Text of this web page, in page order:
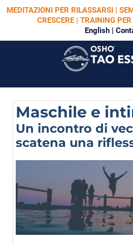
MEDITAZIONI PER RILASSARSI |
CRESCERE | TRAINING
English |
Maschile e
Un incontro di
scatena una